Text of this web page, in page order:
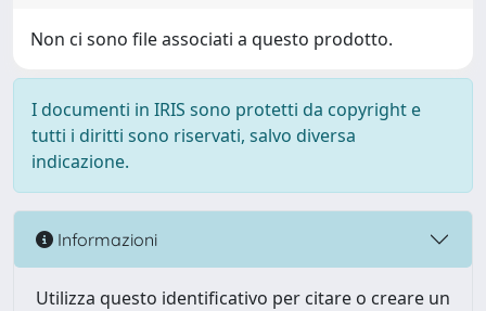
Non ci sono file associati a questo prodotto.
I documenti in IRIS sono protetti da copyright e
tutti i diritti sono riservati, salvo diversa
indicazione.
Informazioni
Utilizza questo identificativo per citare o creare un